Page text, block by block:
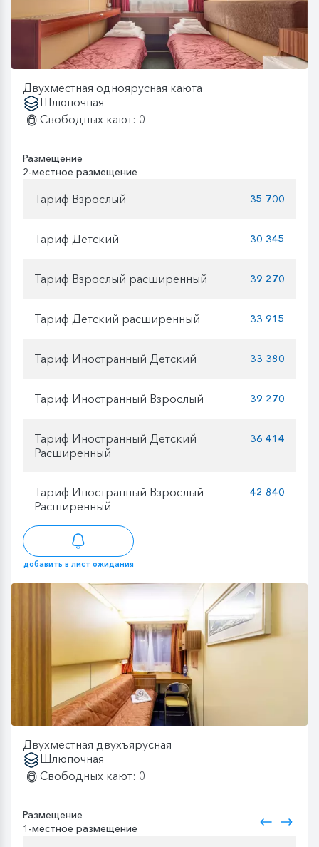
Двухместная одноярусная каюта
Шлюпочная
Свободных кают: 0
Размещение
2-местное размещение
Тариф Взрослый 35 700
Тариф Детский 30 345
Тариф Взрослый расширенный 39 270
Тариф Детский расширенный 33 915
Тариф Иностранный Детский 33 380
Тариф Иностранный Взрослый 39 270
Тариф Иностранный Детский
Расширенный
36 414
Тариф Иностранный Взрослый
Расширенный
42 840
добавить в лист ожидания
Двухместная двухъярусная
Шлюпочная
Свободных кают: 0
Размещение
1-местное размещение